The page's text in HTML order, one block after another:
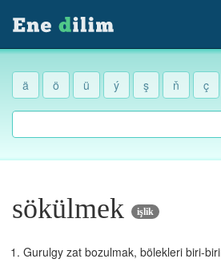
ä ö ü ý ş ň ç
sökülmek işlik
Gurulgy zat bozulmak, bölekleri biri-